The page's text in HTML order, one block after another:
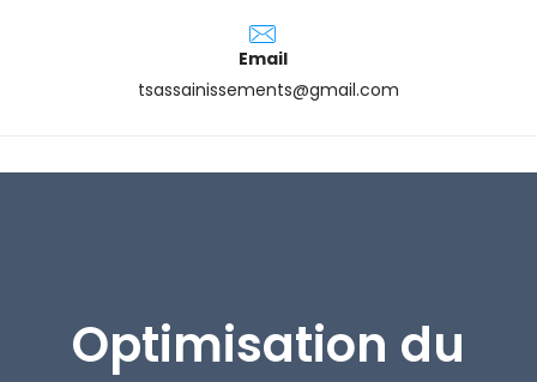
Email
tsassainissements@gmail.com
Optimisation du